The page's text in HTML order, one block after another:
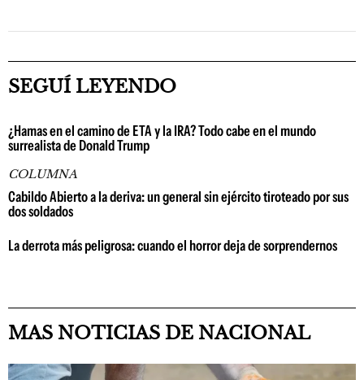
SEGUÍ LEYENDO
¿Hamas en el camino de ETA y la IRA? Todo cabe en el mundo
surrealista de Donald Trump
COLUMNA
Cabildo Abierto a la deriva: un general sin ejército tiroteado por sus
dos soldados
La derrota más peligrosa: cuando el horror deja de sorprendernos
MAS NOTICIAS DE NACIONAL